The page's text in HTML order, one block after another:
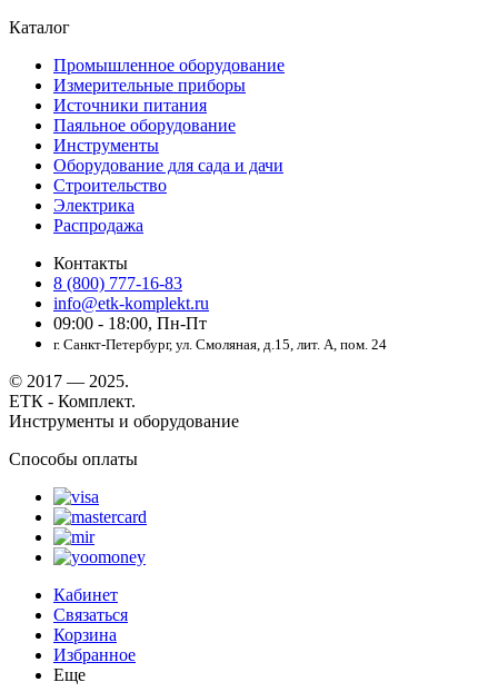
Каталог
Промышленное оборудование
Измерительные приборы
Источники питания
Паяльное оборудование
Инструменты
Оборудование для сада и дачи
Строительство
Электрика
Распродажа
Контакты
8 (800) 777-16-83
info@etk-komplekt.ru
09:00 - 18:00, Пн-Пт
г. Санкт-Петербург, ул. Смоляная, д.15, лит. А, пом. 24
© 2017 — 2025.
ЕТК - Комплект.
Инструменты и оборудование
Способы оплаты
Кабинет
Связаться
Корзина
Избранное
Еще